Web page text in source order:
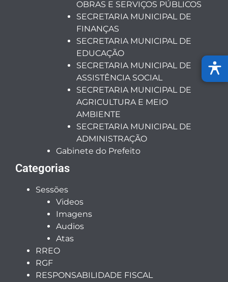
OBRAS E SERVIÇOS PÚBLICOS
SECRETARIA MUNICIPAL DE
FINANÇAS
SECRETARIA MUNICIPAL DE
EDUCAÇÃO
SECRETARIA MUNICIPAL DE
ASSISTÊNCIA SOCIAL
SECRETARIA MUNICIPAL DE
AGRICULTURA E MEIO
AMBIENTE
SECRETARIA MUNICIPAL DE
ADMINISTRAÇÃO
Gabinete do Prefeito
Categorias
Sessões
Videos
Imagens
Audios
Atas
RREO
RGF
RESPONSABILIDADE FISCAL